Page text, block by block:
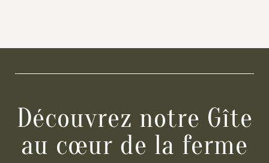
Découvrez notre Gîte
au cœur de la ferme